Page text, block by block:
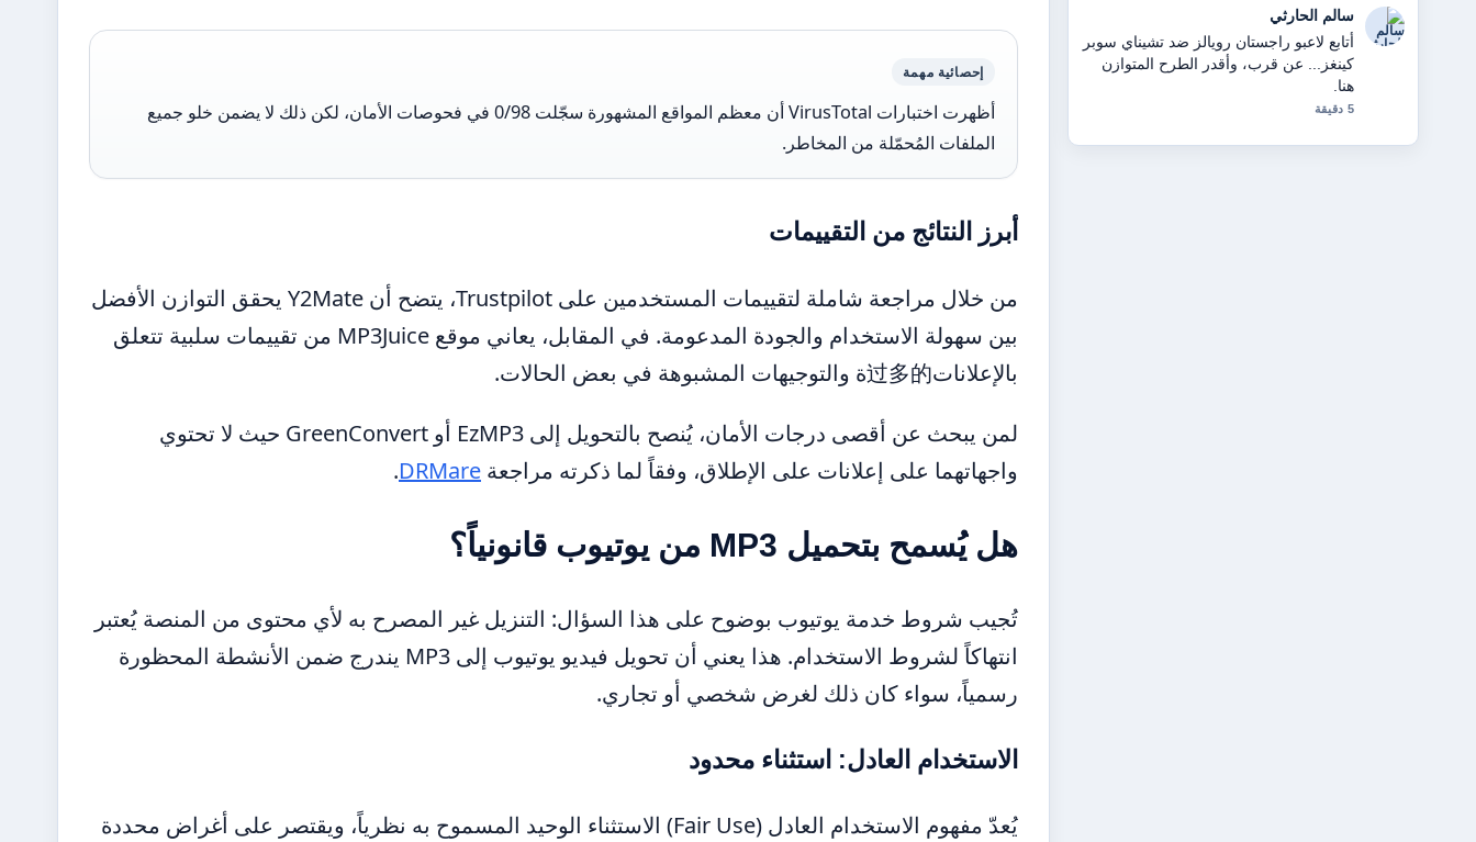
إحصائية مهمة
أظهرت اختبارات VirusTotal أن معظم المواقع المشهورة سجّلت 0/98 في فحوصات الأمان، لكن ذلك لا يضمن خلو جميع
الملفات المُحمّلة من المخاطر.
أبرز النتائج من التقييمات
من خلال مراجعة شاملة لتقييمات المستخدمين على Trustpilot، يتضح أن Y2Mate يحقق التوازن الأفضل
بين سهولة الاستخدام والجودة المدعومة. في المقابل، يعاني موقع MP3Juice من تقييمات سلبية تتعلق
بالإعلانات过多的ة والتوجيهات المشبوهة في بعض الحالات.
لمن يبحث عن أقصى درجات الأمان، يُنصح بالتحويل إلى EzMP3 أو GreenConvert حيث لا تحتوي
واجهاتهما على إعلانات على الإطلاق، وفقاً لما ذكرته مراجعة DRMare
.
هل يُسمح بتحميل MP3 من يوتيوب قانونياً؟
تُجيب شروط خدمة يوتيوب بوضوح على هذا السؤال: التنزيل غير المصرح به لأي محتوى من المنصة يُعتبر
انتهاكاً لشروط الاستخدام. هذا يعني أن تحويل فيديو يوتيوب إلى MP3 يندرج ضمن الأنشطة المحظورة
رسمياً، سواء كان ذلك لغرض شخصي أو تجاري.
الاستخدام العادل: استثناء محدود
يُعدّ مفهوم الاستخدام العادل (Fair Use) الاستثناء الوحيد المسموح به نظرياً، ويقتصر على أغراض محددة
راشد الكتبي
سياق مفيد حول سعر صرف الدرهم إلى
الروبية السريلانكية اليوم.... يرجى
الاستمرار في تحديث هذا البث المباشر.
7 دقيقة